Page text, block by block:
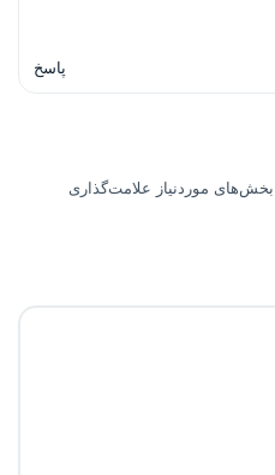
پاسخ
بخش‌های موردنیاز علامت‌گذاری